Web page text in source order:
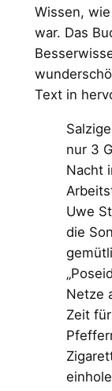
Wissen,
war. Das
Text in
nur 3
Nacht
Uwe
die
Netze
Zeit